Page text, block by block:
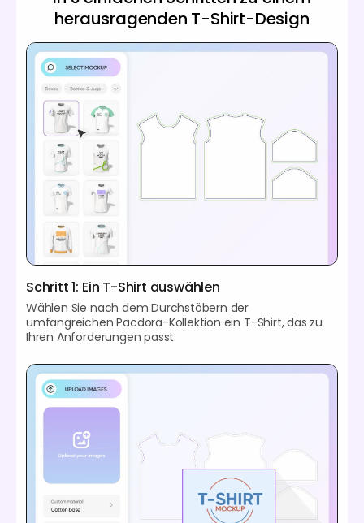
herausragenden T-Shirt-Design
Schritt 1: Ein T-Shirt auswählen
Wählen Sie nach dem Durchstöbern der
umfangreichen Pacdora-Kollektion ein T-Shirt, das zu
Ihren Anforderungen passt.